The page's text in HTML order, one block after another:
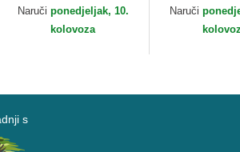
Polo Ralph Lauren
Naruči ponedjeljak, 10.
kolovoza
Ralph Lauren
Naruči
s